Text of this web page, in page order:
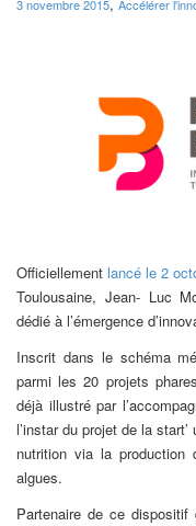
3 novembre 2015 Accélérer
Officiellement lancé le 2
Toulousaine, Jean- Luc
dédié à l’émergence
Inscrit dans le schéma
parmi les 20 projets
déjà illustré par
l’instar du projet de la
nutrition via la production
algues.
Partenaire de ce